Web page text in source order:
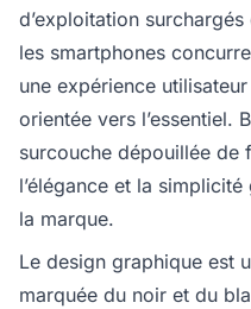
d’exploitation
les smartphones
une expérience
orientée vers l’essentiel.
surcouche dépouillée de
l’élégance et la
la marque.
Le design graphique est
marquée du noir et du